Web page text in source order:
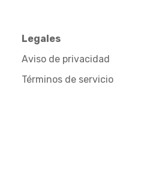
Legales
Aviso de privacidad
Términos de servicio